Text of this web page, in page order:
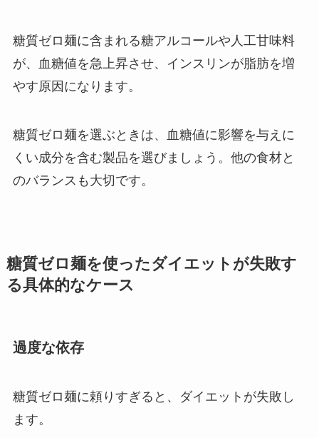
糖質ゼロ麺に含まれる糖アルコールや人工甘味料
が、血糖値を急上昇させ、インスリンが脂肪を増
やす原因になります。
糖質ゼロ麺を選ぶときは、血糖値に影響を与えに
くい成分を含む製品を選びましょう。他の食材と
のバランスも大切です。
糖質ゼロ麺を使ったダイエットが失敗す
る具体的なケース
過度な依存
糖質ゼロ麺に頼りすぎると、ダイエットが失敗し
ます。